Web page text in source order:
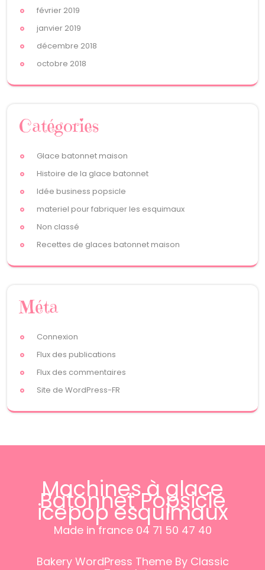
février 2019
janvier 2019
décembre 2018
octobre 2018
Catégories
Glace batonnet maison
Histoire de la glace batonnet
Idée business popsicle
materiel pour fabriquer les esquimaux
Non classé
Recettes de glaces batonnet maison
Méta
Connexion
Flux des publications
Flux des commentaires
Site de WordPress-FR
Machines à glace
Batonnet Popsicle
icepop esquimaux
Made in france 04 71 50 47 40
Bakery WordPress ThemeBy Classic